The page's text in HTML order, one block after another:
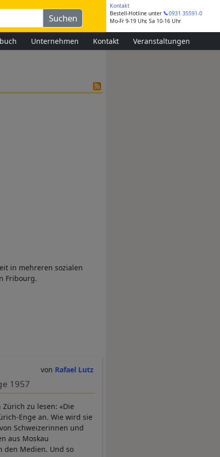
Kontakt
Bestell-Hotline unter
0931 35591-0
Mo-Fr 9-19 Uhr, Sa 10-16 Uhr
Unternehmen Kontakt Veranstaltungen
in mehreren sozialen
Fribourg.
Rafael Lutz
1957
zu lesen: «Die
Enge an. Wie wird sie
Schweizerinnen und
aus Moskau
den Medien. Und so